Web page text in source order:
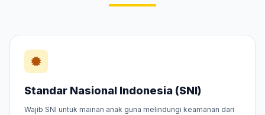
Standar Nasional Indonesia (SNI)
Wajib SNI untuk mainan anak guna melindungi keamanan dari